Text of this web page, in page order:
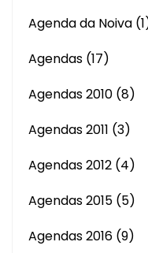
Agenda da Noiva
Agendas (17)
Agendas 2010 (8)
Agendas 2011 (3)
Agendas 2012 (4)
Agendas 2015 (5)
Agendas 2016 (9)